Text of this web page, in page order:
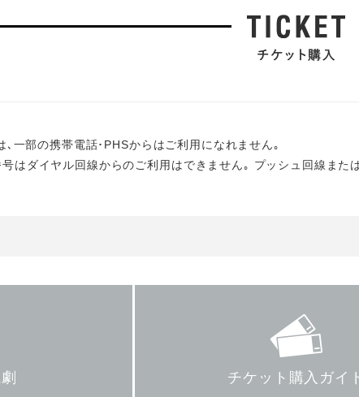
一部の携帯電話･PHSからはご利用になれません｡
はダイヤル回線からのご利用はできません｡ プッシュ回線また
チケット購入ガイ